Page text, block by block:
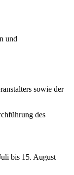
und
sowie der
des
bis 15. August